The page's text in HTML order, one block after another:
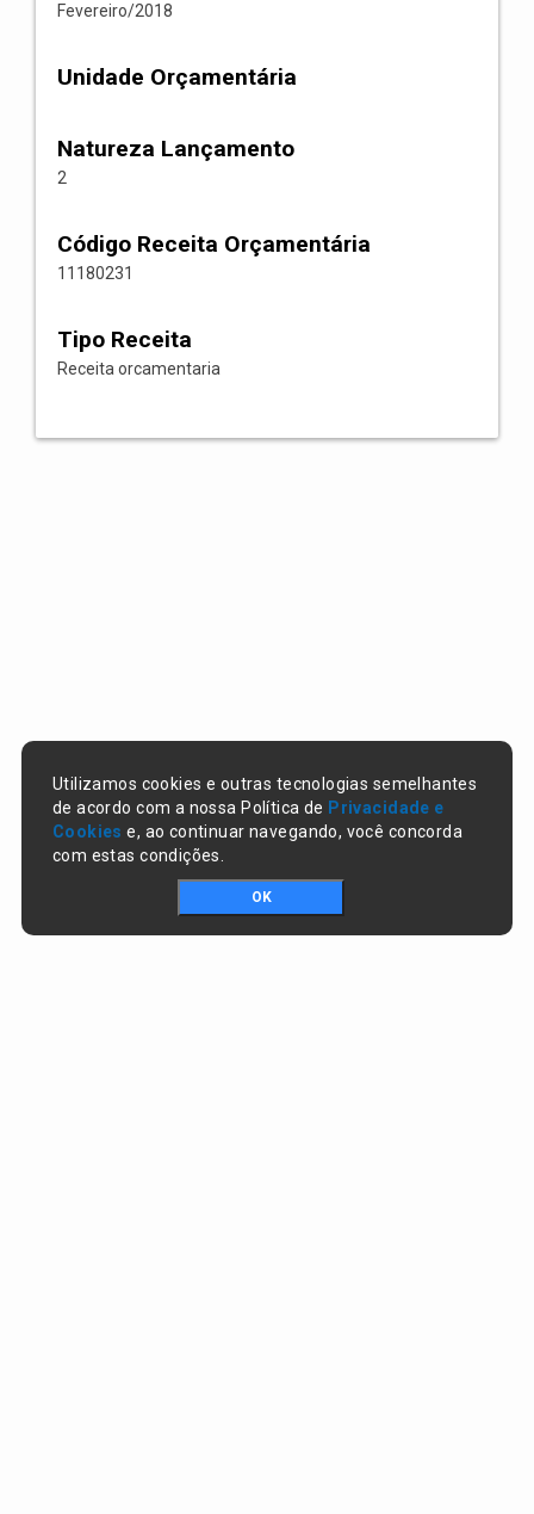
Fevereiro/2018
Unidade Orçamentária
Natureza Lançamento
2
Código Receita Orçamentária
11180231
Tipo Receita
Receita orcamentaria
Utilizamos cookies e outras tecnologias semelhantes
de acordo com a nossa Política de Privacidade e
Cookies e, ao continuar navegando, você concorda
com estas condições.
OK